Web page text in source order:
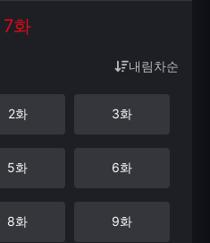
7화
내림차순
2화 3화
5화 6화
8화 9화